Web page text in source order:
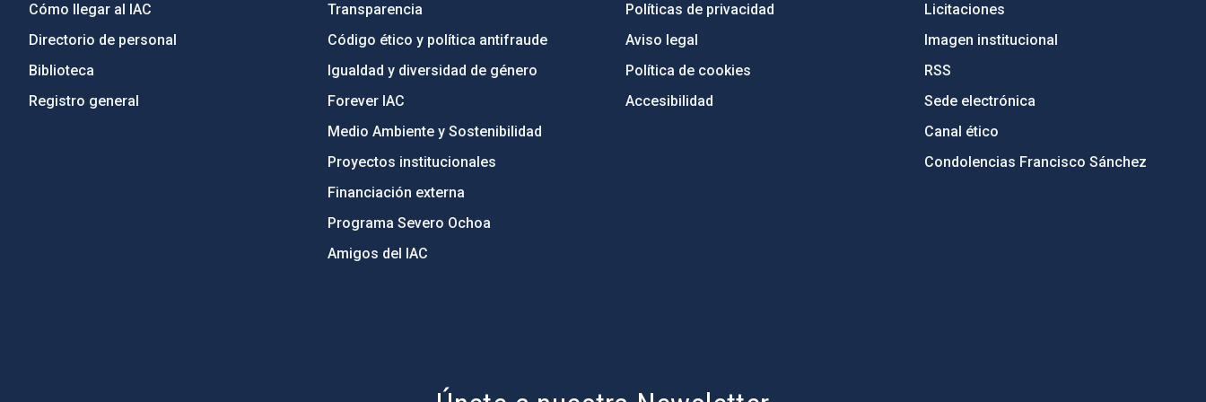
Cómo llegar al IAC
Directorio de personal
Biblioteca
Registro general
Transparencia
Código ético y política antifraude
Igualdad y diversidad de género
Forever IAC
Medio Ambiente y Sostenibilidad
Proyectos institucionales
Financiación externa
Programa Severo Ochoa
Amigos del IAC
Políticas de privacidad
Aviso legal
Política de cookies
Accesibilidad
Licitaciones
Imagen institucional
RSS
Sede electrónica
Canal ético
Condolencias Francisco Sánchez